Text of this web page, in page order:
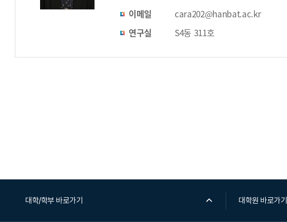
이메일
cara202@hanbat.ac.kr
연구실
S4동 311호
대학/학부 바로가기 대학원 바로가기